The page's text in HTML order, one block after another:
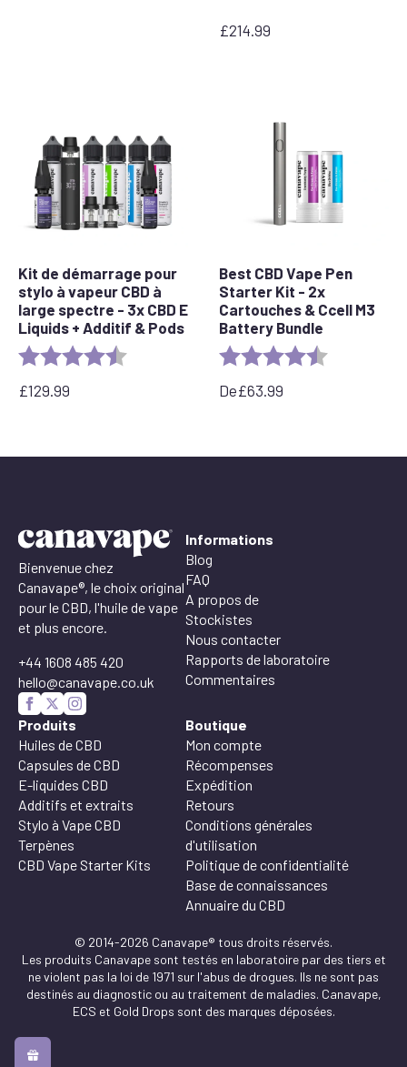
£214.99
Kit de démarrage pour
stylo à vapeur CBD à
large spectre - 3x CBD E
Liquids + Additif & Pods
Rating: 4.5 out of 5 stars
£129.99
Best CBD Vape Pen
Starter Kit - 2x
Cartouches & Ccell M3
Battery Bundle
Rating: 4.4 out of 5
De£63.99
Bienvenue chez
Canavape®, le choix original
pour le CBD, l'huile de vape
et plus encore.
+44 1608 485 420
hello@canavape.co.uk
Informations
Blog
FAQ
A propos de
Stockistes
Nous contacter
Rapports de laboratoire
Commentaires
Produits
Huiles de CBD
Capsules de CBD
E-liquides CBD
Additifs et extraits
Stylo à Vape CBD
Terpènes
CBD Vape Starter Kits
Boutique
Mon compte
Récompenses
Expédition
Retours
Conditions générales
d'utilisation
Politique de confidentialité
Base de connaissances
Annuaire du CBD
© 2014-2026 Canavape® tous droits réservés.
Les produits Canavape sont testés en laboratoire par des tiers et
ne violent pas la loi de 1971 sur l'abus de drogues. Ils ne sont pas
destinés au diagnostic ou au traitement de maladies. Canavape,
ECS et Gold Drops sont des marques déposées.